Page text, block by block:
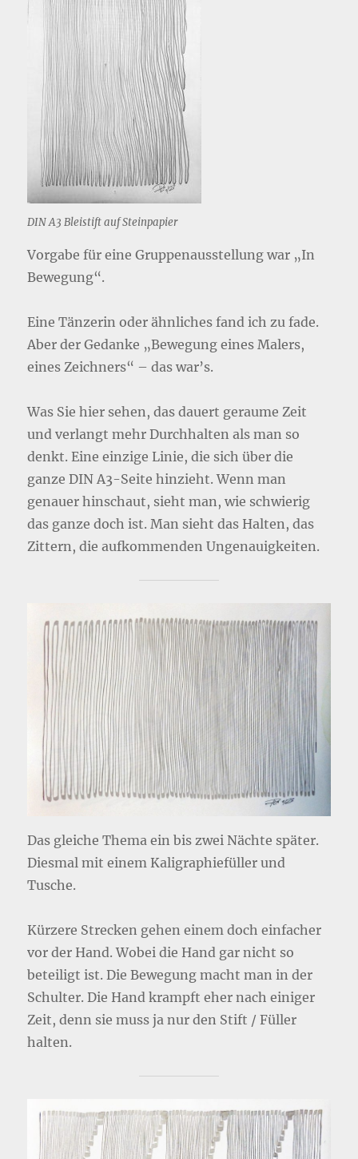
DIN A3 Bleistift auf Steinpapier
Vorgabe für eine Gruppenausstellung war „In
Bewegung“.
Eine Tänzerin oder ähnliches fand ich zu fade.
Aber der Gedanke „Bewegung eines Malers,
eines Zeichners“ – das war’s.
Was Sie hier sehen, das dauert geraume Zeit
und verlangt mehr Durchhalten als man so
denkt. Eine einzige Linie, die sich über die
ganze DIN A3-Seite hinzieht. Wenn man
genauer hinschaut, sieht man, wie schwierig
das ganze doch ist. Man sieht das Halten, das
Zittern, die aufkommenden Ungenauigkeiten.
Das gleiche Thema ein bis zwei Nächte später.
Diesmal mit einem Kaligraphiefüller und
Tusche.
Kürzere Strecken gehen einem doch einfacher
vor der Hand. Wobei die Hand gar nicht so
beteiligt ist. Die Bewegung macht man in der
Schulter. Die Hand krampft eher nach einiger
Zeit, denn sie muss ja nur den Stift / Füller
halten.